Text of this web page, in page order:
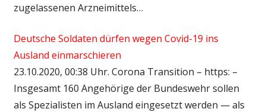
zugelassenen Arzneimittels…
Deutsche Soldaten dürfen wegen Covid-19 ins
Ausland einmarschieren
23.10.2020, 00:38 Uhr. Corona Transition – https: –
Insgesamt 160 Angehörige der Bundeswehr sollen
als Spezialisten im Ausland eingesetzt werden — als